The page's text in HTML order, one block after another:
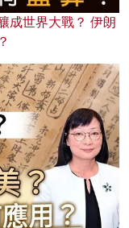
成世界大戰？ 伊朗